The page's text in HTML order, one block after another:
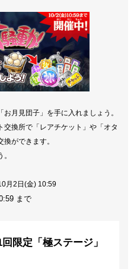
月見団子」を手に入れましょう。
換所で「レアチケット」や「オタ
ができます。
月2日(金) 10:59
まで
限定「極ステージ」